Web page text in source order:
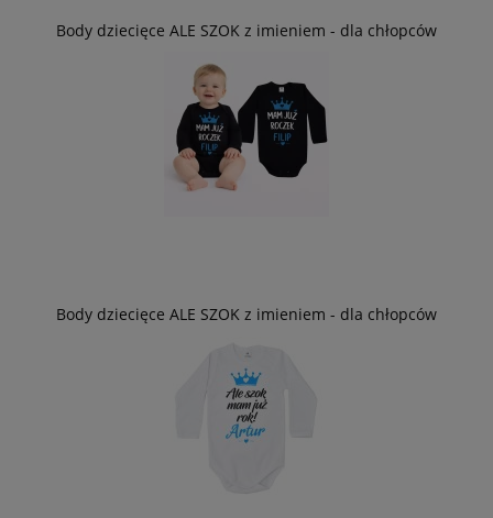
Body dziecięce ALE SZOK z imieniem - dla chłopców
Body dziecięce ALE SZOK z imieniem - dla chłopców